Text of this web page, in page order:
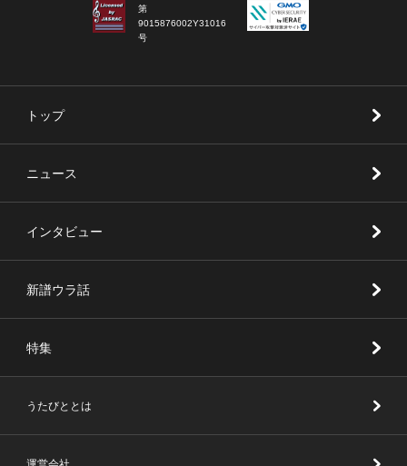
第
9015876002Y31016
号
トップ
ニュース
インタビュー
新譜ウラ話
特集
うたびととは